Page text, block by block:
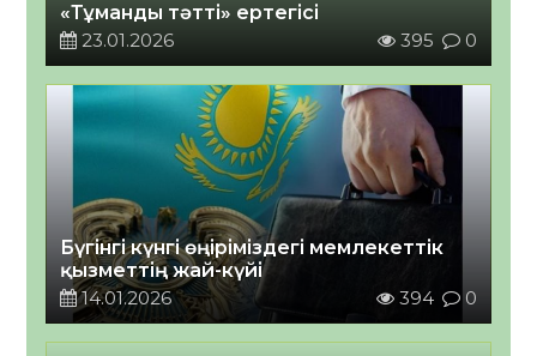
«Тұманды тәтті» ертегісі
23.01.2026
395 0
Бүгінгі күнгі өңіріміздегі мемлекеттік
қызметтің жай-күйі
14.01.2026
394 0